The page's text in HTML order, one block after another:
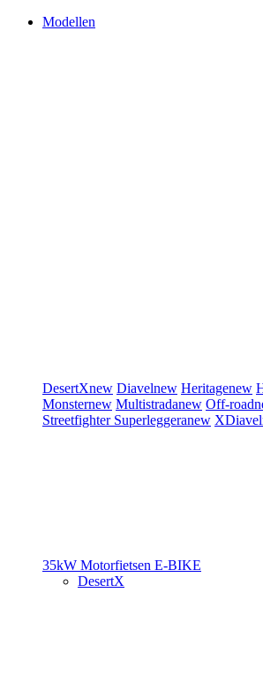
Modellen
DesertXnew Diavelnew Heritagenew
Monsternew Multistradanew Off-road
Streetfighter Superleggeranew XDiavel
35kW Motorfietsen E-BIKE
DesertX